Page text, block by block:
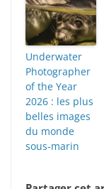
Underwater
Photographer
of the Year
2026 : les plus
belles images
du monde
sous-marin